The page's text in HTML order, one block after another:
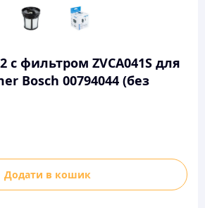
с фильтром ZVCA041S для
Bosch 00794044 (без
Додати в кошик